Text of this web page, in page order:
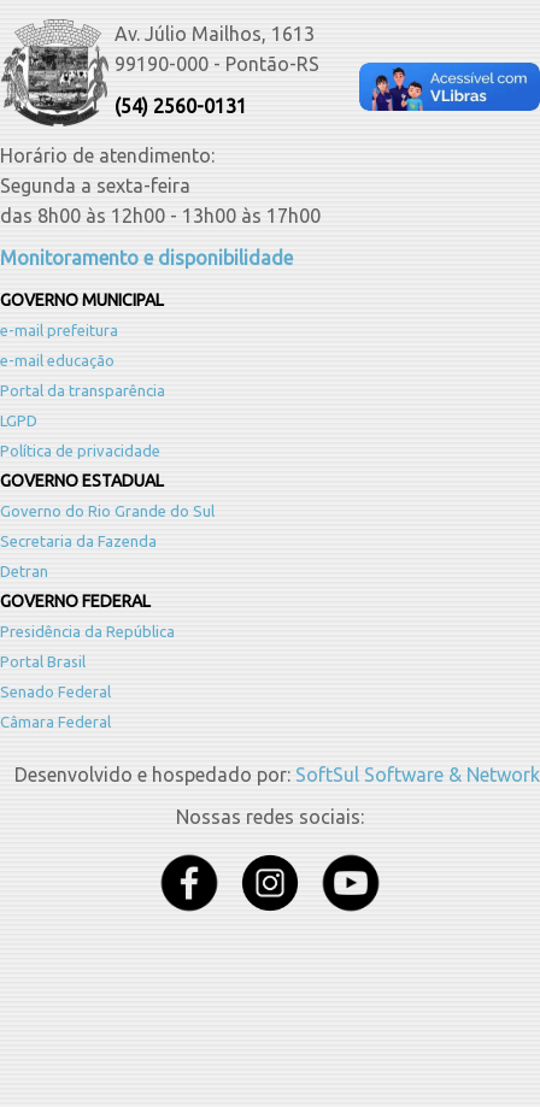
Av. Júlio Mailhos, 1613
99190-000 - Pontão-RS
(54) 2560-0131
Horário de atendimento:
Segunda a sexta-feira
das 8h00 às 12h00 - 13h00 às 17h00
Monitoramento e disponibilidade
GOVERNO MUNICIPAL
e-mail prefeitura
e-mail educação
Portal da transparência
LGPD
Política de privacidade
GOVERNO ESTADUAL
Governo do Rio Grande do Sul
Secretaria da Fazenda
Detran
GOVERNO FEDERAL
Presidência da República
Portal Brasil
Senado Federal
Câmara Federal
Desenvolvido e hospedado por: SoftSul Software & Network
Nossas redes sociais: